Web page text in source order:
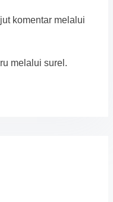
komentar melalui
melalui surel.